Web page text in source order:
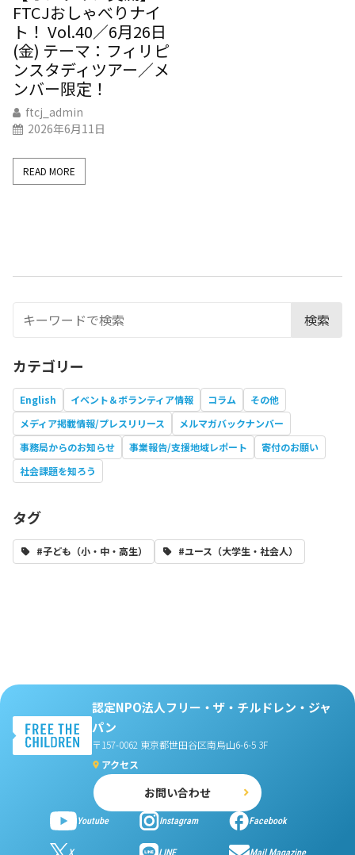
FTCJおしゃべりナイ
ト！ Vol.40／6月26日
(金) テーマ：フィリピ
ンスタディツアー／メ
ンバー限定！
ftcj_admin
2026年6月11日
READ MORE
検索
カテゴリー
English イベント＆ボランティア情報 コラム
その他
メディア掲載情報/プレスリリース
メルマガバックナンバー
事務局からのお知らせ
事業報告/支援地域レポート
寄付のお願い
社会課題を知ろう
タグ
#子ども（小・中・高生） #ユース（大学生・社会人）
認定NPO法人フリー・ザ・チルドレン・ジャ
パン
〒157-0062 東京都世田谷区南烏山6-6-5 3F
アクセス
お問い合わせ
Youtube Instagram Facebook
X LINE Mail Magazine